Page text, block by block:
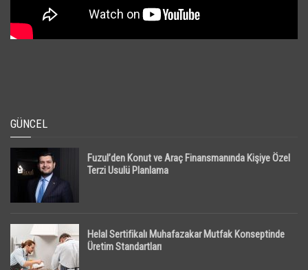
GÜNCEL
Fuzul’den Konut ve Araç Finansmanında Kişiye Özel
Terzi Usulü Planlama
Helal Sertifikalı Muhafazakar Mutfak Konseptinde
Üretim Standartları